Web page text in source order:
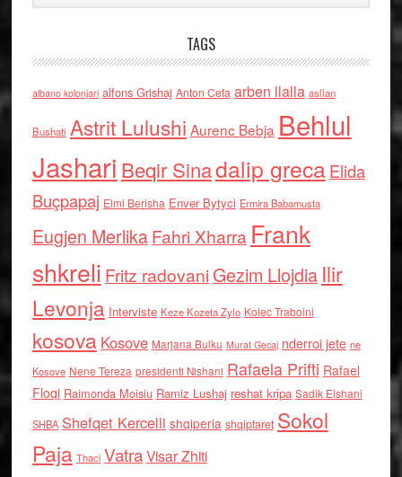
TAGS
albano kolonjari alfons Grishaj Anton Cefa arben llalla asllan
Bushati Astrit Lulushi Aurenc Bebja Behlul
Jashari Beqir Sinadalip grecaElida
Buçpapaj Elmi Berisha Enver Bytyci Ermira Babamusta
Eugjen MerlikaFahri Xharra Frank
shkreli Fritz radovaniGezim Llojdia Ilir
Levonja Interviste Keze Kozeta Zylo Kolec Traboini
kosova Kosove Marjana Bulku Murat Gecaj nderroi jete ne
Kosove Nene Tereza presidenti Nishani Rafaela Prifti Rafael
Floqi Raimonda Moisiu Ramiz Lushaj reshat kripa Sadik Elshani
SHBA Shefqet Kercelli shqiperia shqiptaret Sokol
Paja Thaci VatraVisar Zhiti